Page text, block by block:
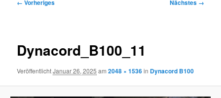
← Vorheriges Nächstes →
Dynacord_B100_11
VeröffentlichtJanuar 26, 2025 am2048 × 1536in Dynacord B100